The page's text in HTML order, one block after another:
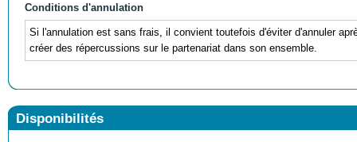
Conditions d'annulation
Si l'annulation est sans frais, il convient toutefois d'éviter d'annuler
créer des répercussions sur le partenariat dans son ensemble.
Disponibilités